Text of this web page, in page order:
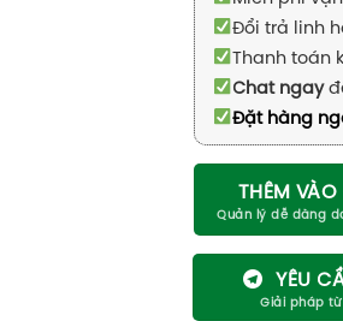
Đổi trả linh
Thanh toán
Chat ngay
Đặt hàng
THÊM
YÊU